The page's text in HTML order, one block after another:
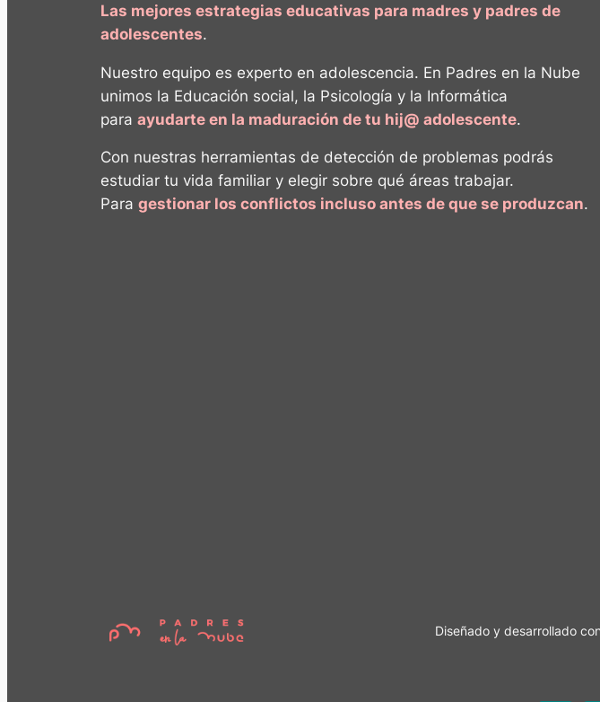
Las mejores estrategias educativas para madres y padres de
adolescentes.
Nuestro equipo es experto en adolescencia. En Padres en la Nube
unimos la Educación social, la Psicología y la Informática
para ayudarte en la maduración de tu hij@ adolescente.
Con nuestras herramientas de detección de problemas podrás
estudiar tu vida familiar y elegir sobre qué áreas trabajar.
Para gestionar los conflictos incluso antes de que se produzcan.
Diseñado y desarrollado con